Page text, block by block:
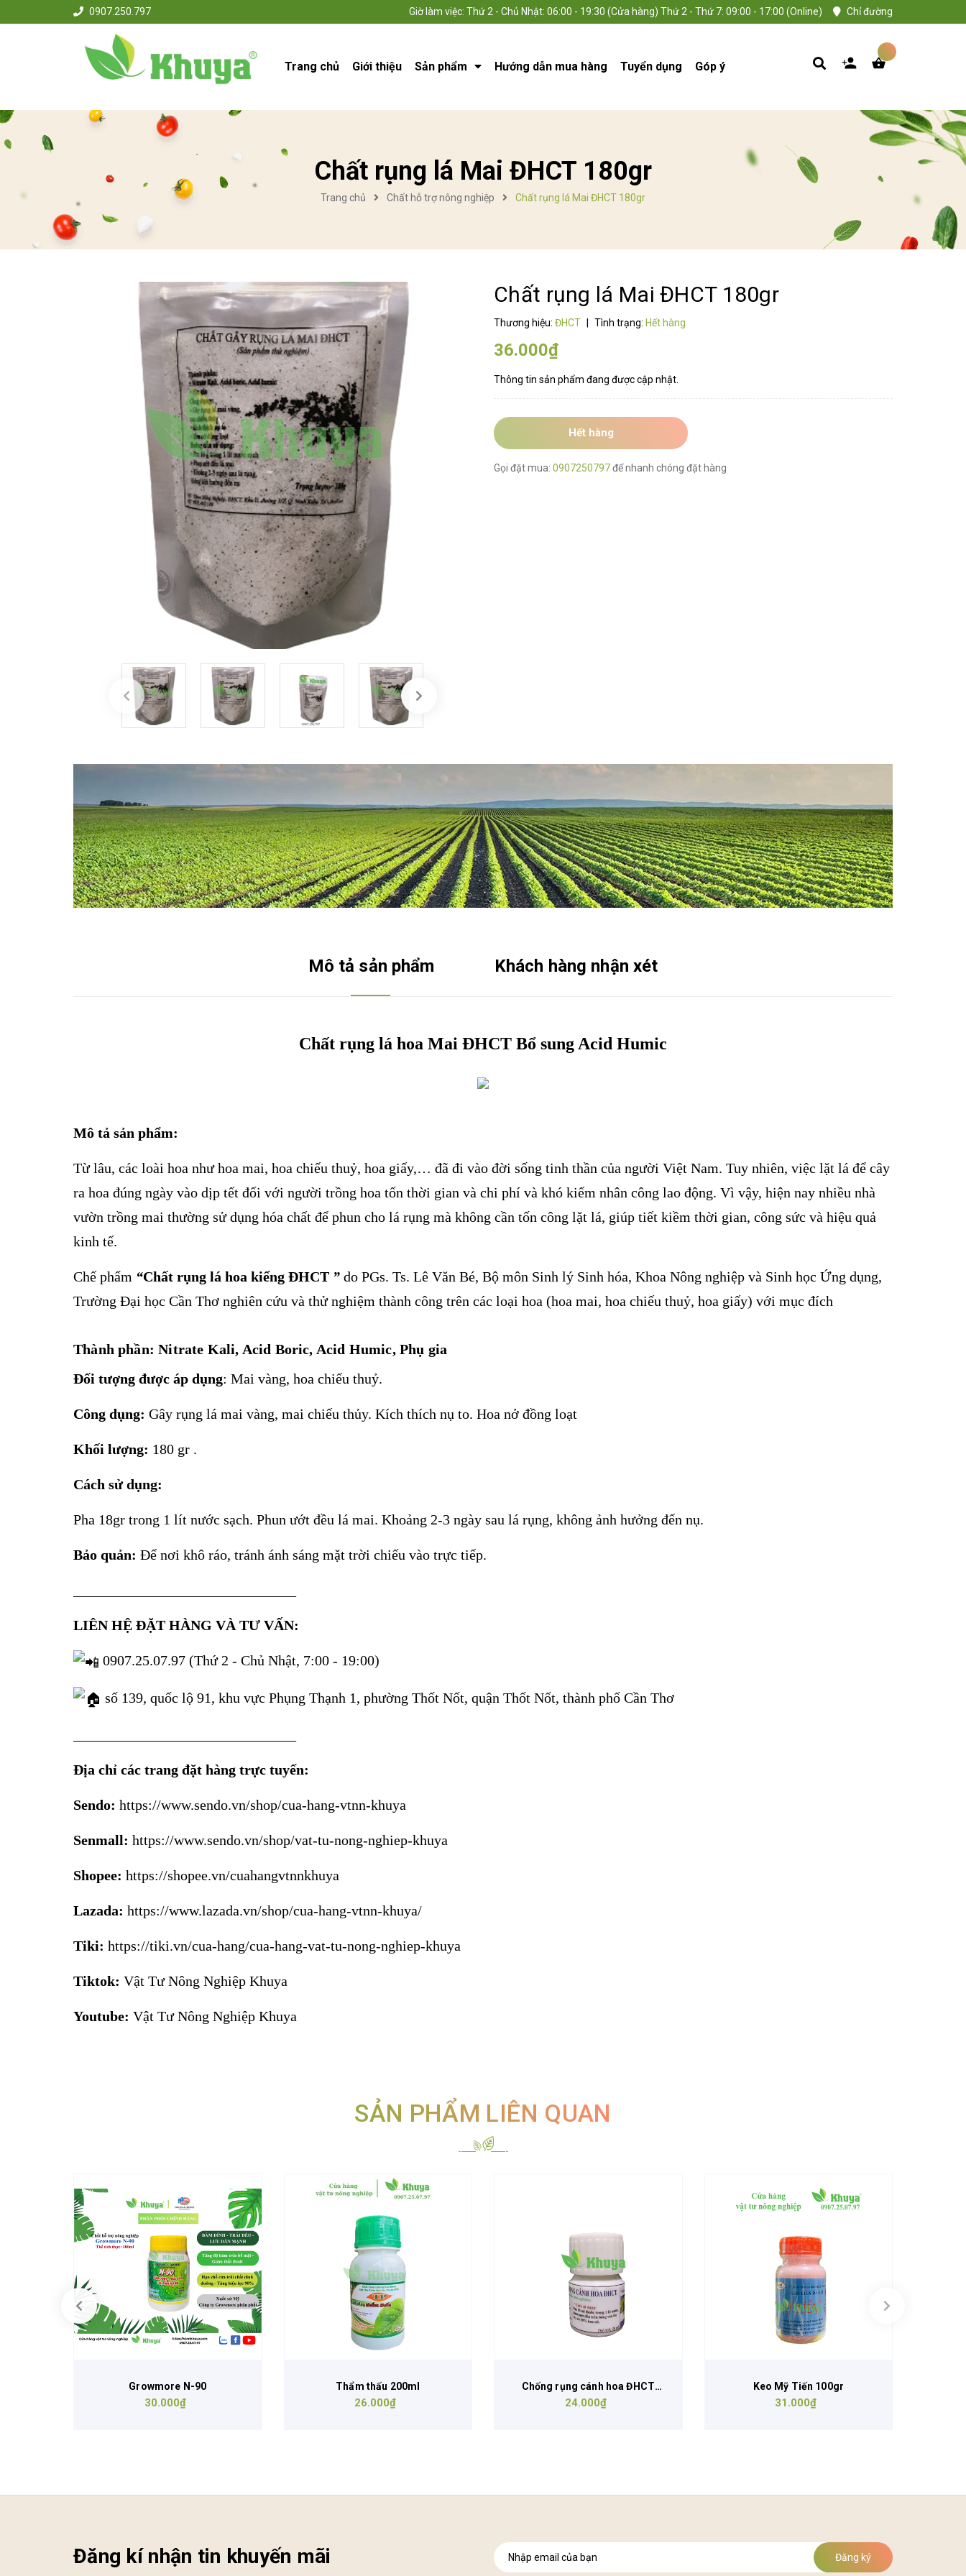
0907.250.797 Giờ làm việc: Thứ 2 - Chủ Nhật: 06:00 - 19:30 (Cửa hàng) Thứ 2 - Thứ 7: 09:00 - 17:00 (Online) Chỉ đường
Trang chủ Giới thiệu Sản phẩm Hướng dẫn mua hàng Tuyển dụng Góp ý
Chất rụng lá Mai ĐHCT 180gr
Trang chủ Chất hỗ trợ nông nghiệp Chất rụng lá Mai ĐHCT 180gr
Chất rụng lá Mai ĐHCT 180gr
Thương hiệu: ĐHCT Tình trạng: Hết hàng
36.000₫
Thông tin sản phẩm đang được cập nhật.
Hết hàng
Gọi đặt mua: 0907250797để nhanh chóng đặt hàng
Mô tả sản phẩm Khách hàng nhận xét
Chất rụng lá hoa Mai ĐHCT Bổ sung Acid Humic
Mô tả sản phẩm:
Từ lâu, các loài hoa như hoa mai, hoa chiếu thuỷ, hoa giấy,… đã đi vào đời sống tinh thần của người Việt Nam. Tuy nhiên, việc lặt lá để cây
ra hoa đúng ngày vào dịp tết đối với người trồng hoa tốn thời gian và chi phí và khó kiếm nhân công lao động. Vì vậy, hiện nay nhiều nhà
vườn trồng mai thường sử dụng hóa chất để phun cho lá rụng mà không cần tốn công lặt lá, giúp tiết kiềm thời gian, công sức và hiệu quả
kinh tế.
Chế phẩm “Chất rụng lá hoa kiểng ĐHCT ” do PGs. Ts. Lê Văn Bé, Bộ môn Sinh lý Sinh hóa, Khoa Nông nghiệp và Sinh học Ứng dụng,
Trường Đại học Cần Thơ nghiên cứu và thử nghiệm thành công trên các loại hoa (hoa mai, hoa chiếu thuỷ, hoa giấy) với mục đích
Thành phần: Nitrate Kali, Acid Boric, Acid Humic, Phụ gia
Đối tượng được áp dụng: Mai vàng, hoa chiếu thuỷ.
Công dụng: Gây rụng lá mai vàng, mai chiếu thủy. Kích thích nụ to. Hoa nở đồng loạt
Khối lượng: 180 gr .
Cách sử dụng:
Pha 18gr trong 1 lít nước sạch. Phun ướt đều lá mai. Khoảng 2-3 ngày sau lá rụng, không ảnh hưởng đến nụ.
Bảo quản: Để nơi khô ráo, tránh ánh sáng mặt trời chiếu vào trực tiếp.
LIÊN HỆ ĐẶT HÀNG VÀ TƯ VẤN:
0907.25.07.97 (Thứ 2 - Chủ Nhật, 7:00 - 19:00)
số 139, quốc lộ 91, khu vực Phụng Thạnh 1, phường Thốt Nốt, quận Thốt Nốt, thành phố Cần Thơ
Địa chỉ các trang đặt hàng trực tuyến:
Sendo: https://www.sendo.vn/shop/cua-hang-vtnn-khuya
Senmall: https://www.sendo.vn/shop/vat-tu-nong-nghiep-khuya
Shopee: https://shopee.vn/cuahangvtnnkhuya
Lazada: https://www.lazada.vn/shop/cua-hang-vtnn-khuya/
Tiki: https://tiki.vn/cua-hang/cua-hang-vat-tu-nong-nghiep-khuya
Tiktok: Vật Tư Nông Nghiệp Khuya
Youtube: Vật Tư Nông Nghiệp Khuya
SẢN PHẨM LIÊN QUAN
Growmore N-90
30.000₫
Thẩm thấu 200ml
26.000₫
Chống rụng cánh hoa ĐHCT
20ml
24.000₫
Keo Mỹ Tiến 100gr
31.000₫
Đăng kí nhận tin khuyến mãi Đăng ký